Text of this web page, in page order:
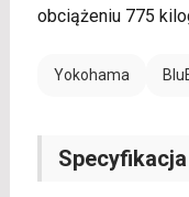
obciążeniu 775
Yokohama
Specyfikacja